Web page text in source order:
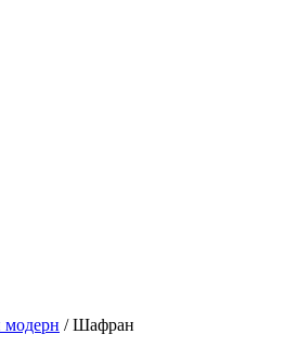
/ Шафран